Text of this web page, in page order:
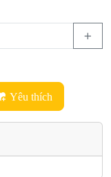
Yêu thích